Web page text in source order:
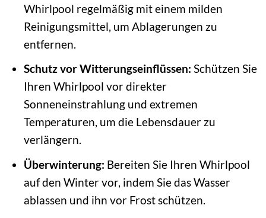
Whirlpool regelmäßig mit einem milden
Reinigungsmittel, um Ablagerungen zu
entfernen.
Schutz vor Witterungseinflüssen: Schützen Sie
Ihren Whirlpool vor direkter
Sonneneinstrahlung und extremen
Temperaturen, um die Lebensdauer zu
verlängern.
Überwinterung: Bereiten Sie Ihren Whirlpool
auf den Winter vor, indem Sie das Wasser
ablassen und ihn vor Frost schützen.